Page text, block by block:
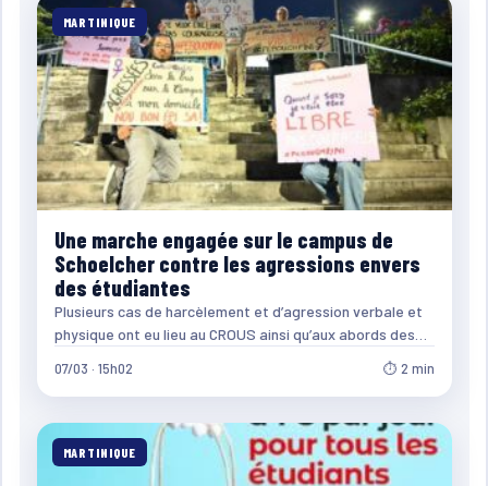
MARTINIQUE
Une marche engagée sur le campus de
Schoelcher contre les agressions envers
des étudiantes
Plusieurs cas de harcèlement et d’agression verbale et
physique ont eu lieu au CROUS ainsi qu’aux abords des…
07/03 · 15h02 ⏱ 2 min
MARTINIQUE